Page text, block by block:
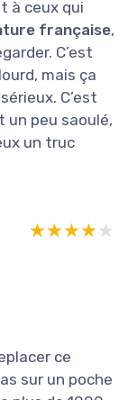
à ceux qui
française,
C’est
mais ça
C’est
un peu saoulé,
un truc
★★★★★
★★★★★
ce
sur un poche